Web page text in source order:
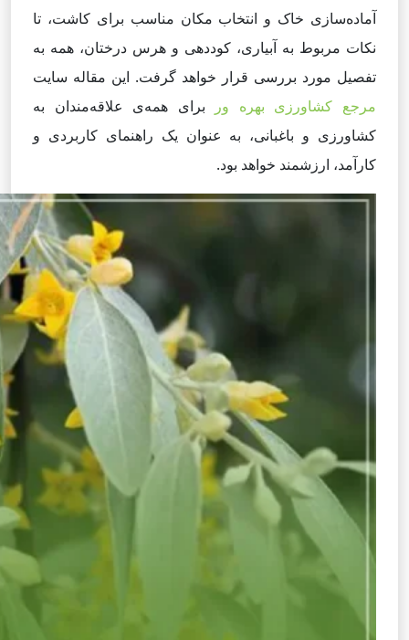
آماده‌سازی خاک و انتخاب مکان مناسب برای کاشت، تا
نکات مربوط به آبیاری، کوددهی و هرس درختان، همه به
تفصیل مورد بررسی قرار خواهد گرفت. این مقاله سایت
مرجع کشاورزی بهره ور
برای همه‌ی علاقه‌مندان به
کشاورزی و باغبانی، به عنوان یک راهنمای کاربردی و
کارآمد، ارزشمند خواهد بود.